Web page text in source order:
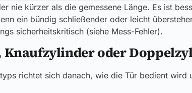
nie kürzer als die gemessene Länge. Es ist
ein bündig schließender oder leicht
sicherheitskritisch (siehe Mess-Fehler).
oder
richtet sich danach, wie die Tür bedient wird